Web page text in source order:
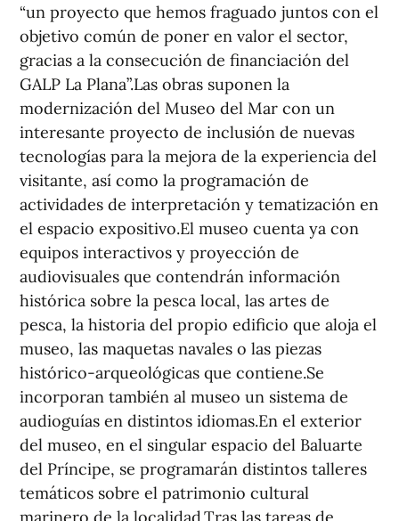
“un proyecto que hemos fraguado juntos con el
objetivo común de poner en valor el sector,
gracias a la consecución de financiación del
GALP La Plana”.Las obras suponen la
modernización del Museo del Mar con un
interesante proyecto de inclusión de nuevas
tecnologías para la mejora de la experiencia del
visitante, así como la programación de
actividades de interpretación y tematización en
el espacio expositivo.El museo cuenta ya con
equipos interactivos y proyección de
audiovisuales que contendrán información
histórica sobre la pesca local, las artes de
pesca, la historia del propio edificio que aloja el
museo, las maquetas navales o las piezas
histórico-arqueológicas que contiene.Se
incorporan también al museo un sistema de
audioguías en distintos idiomas.En el exterior
del museo, en el singular espacio del Baluarte
del Príncipe, se programarán distintos talleres
temáticos sobre el patrimonio cultural